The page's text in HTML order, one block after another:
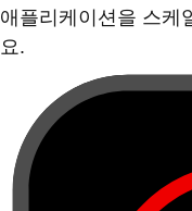
애플리케이션을 스케
요.